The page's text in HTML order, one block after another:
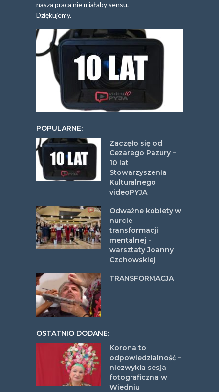
nasza praca nie miałaby sensu.
Dziękujemy.
POPULARNE:
Zaczęło się od
Cezarego Pazury –
10 lat
Stowarzyszenia
Kulturalnego
videoPYJA
Odważne kobiety w
nurcie
transformacji
mentalnej -
warsztaty Joanny
Czchowskiej
TRANSFORMACJA
OSTATNIO DODANE:
Korona to
odpowiedzialność –
niezwykła sesja
fotograficzna w
Wiedniu